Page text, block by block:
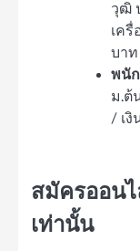
วุฒิ
เครื่
บาท
พนั
ม.ต้
/ เงิ
สมัครออนไ
เท่านั้น